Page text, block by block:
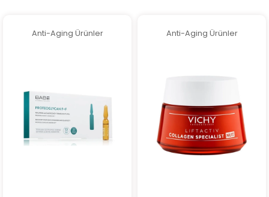
Anti-Aging Ürünler Anti-Aging Ürünler